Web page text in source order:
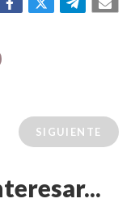
SIGUIENTE